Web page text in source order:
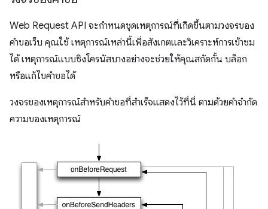
Web Request API จะกำหนดชุดเหตุการณ์ที่เกิดขึ้นตามวงจรของ
คำขอเว็บ คุณใช้ เหตุการณ์เหล่านี้เพื่อสังเกตและวิเคราะห์การเข้าชม
ได้ เหตุการณ์แบบซิงโครนัสบางอย่างจะช่วยให้คุณสกัดกั้น บล็อก
หรือแก้ไขคำขอได้
วงจรของเหตุการณ์สำหรับคำขอที่สำเร็จแสดงไว้ที่นี่ ตามด้วยคำจำกัด
ความของเหตุการณ์